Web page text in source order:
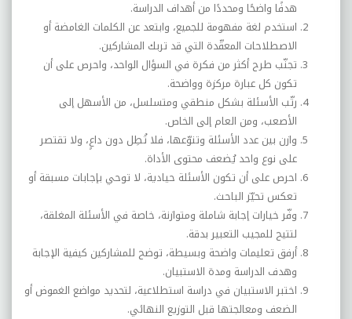
هدفًا واضحًا ومحددًا من أهداف الدراسة.
استخدم لغة مفهومة للجميع، وابتعد عن الكلمات الغامضة أو
الاصطلاحات المعقّدة التي قد تربك المشاركين.
تجنّب طرح أكثر من فكرة في السؤال الواحد، واحرص على أن
تكون كل عبارة مركزة وواضحة.
رتّب الأسئلة بشكل منطقي ومتسلسل، من الأسهل إلى
الأصعب، ومن العام إلى الخاص.
وازن بين عدد الأسئلة وتنوّعها، فلا تُطِل دون داعٍ، ولا تقتصر
على نوع واحد يُضعف محتوى الأداة.
احرص على أن تكون الأسئلة حيادية، لا توحي بإجابات مسبقة أو
تعكس تحيّز الباحث.
وفّر خيارات إجابة شاملة ومتوازنة، خاصة في الأسئلة المغلقة،
لتتيح للمجيب التعبير بدقة.
أرفق تعليمات واضحة وبسيطة، توضح للمشاركين كيفية الإجابة
وهدف الدراسة ومدة الاستبيان.
اختبر الاستبيان في دراسة استطلاعية، لتحديد مواضع الغموض أو
الضعف ومعالجتها قبل التوزيع النهائي.